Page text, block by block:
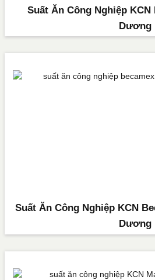
Suất Ăn Công Nghiệp
Dương
Suất Ăn Công Nghiệp KCN
Dương